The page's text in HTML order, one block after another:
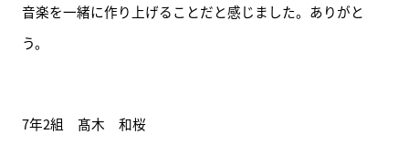
音楽を一緒に作り上げることだと感じました。ありがと
う。
7年2組　髙木　和桜